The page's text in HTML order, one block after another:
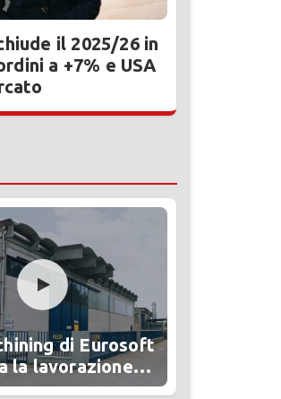
il 2025/26 in
a +7% e USA
di Eurosoft
la lavorazione
Alesa